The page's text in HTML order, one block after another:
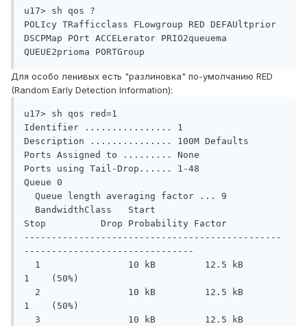
u17> sh qos ?
POLIcy TRafficclass FLowgroup RED DEFAUltprior
DSCPMap POrt ACCELerator PRIO2queuema
QUEUE2prioma PORTGroup
Для особо ленивых есть "разлиновка" по-умолчанию RED
(Random Early Detection Information):
u17> sh qos red=1
Identifier ................ 1
Description ............... 100M Defaults
Ports Assigned to ......... None
Ports using Tail-Drop...... 1-48
Queue 0
Queue length averaging factor ... 9
BandwidthClass   Start
Stop          Drop Probability Factor
-----------------------------------------------
-------------------------------
1                10 kB         12.5 kB
1    (50%)
2                10 kB         12.5 kB
1    (50%)
3                10 kB         12.5 kB